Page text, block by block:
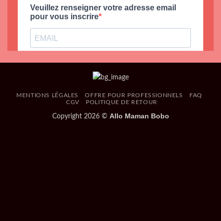
MENTIONS LÉGALES OFFRE POUR PROFESSIONNELS
FAQ
CGV
POLITIQUE DE RETOUR
Copyright 2026 © Allo Maman Bobo